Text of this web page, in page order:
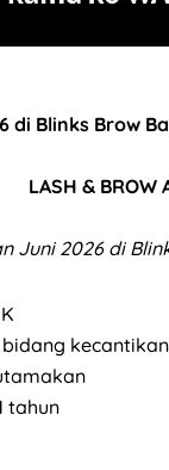
di Blinks Brow
LASH & BROW
Juni 2026 di
bidang
tahun